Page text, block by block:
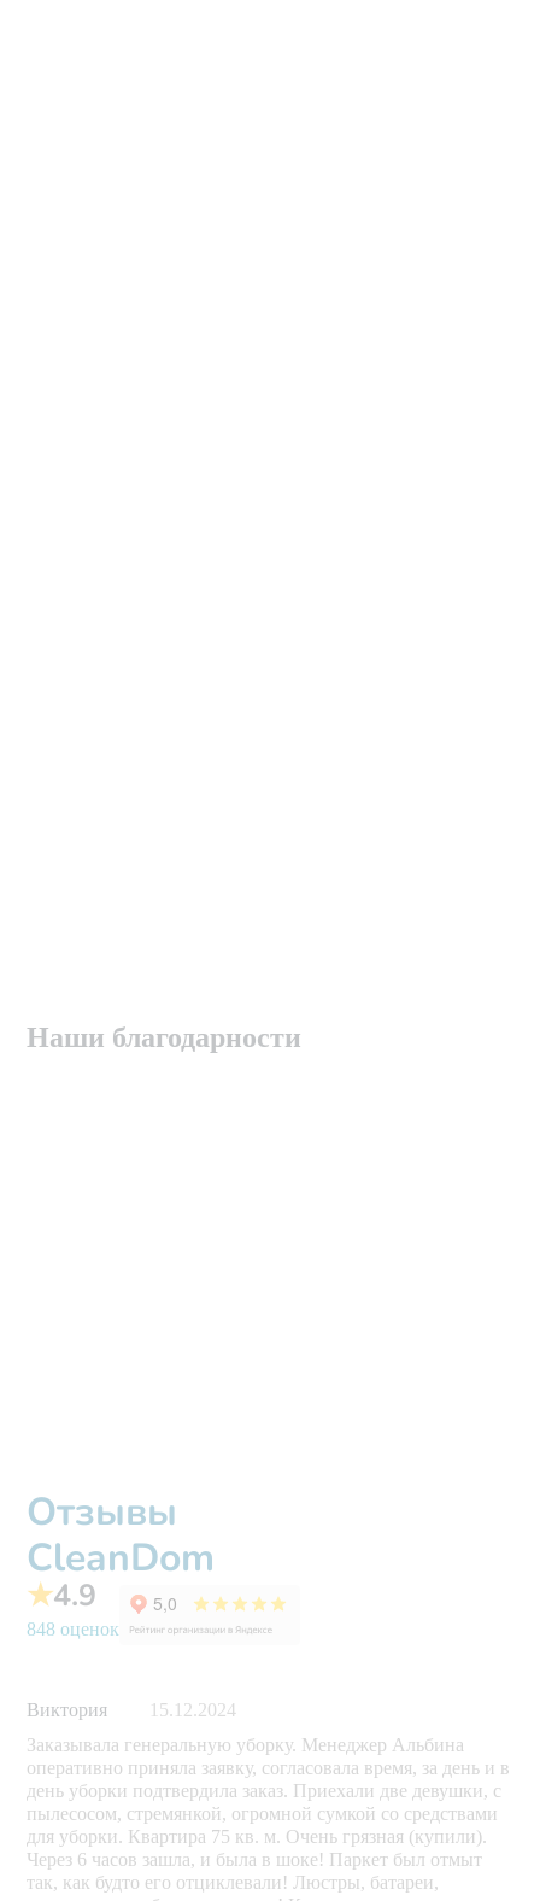
Наши благодарности
Отзывы
CleanDom
★4.9
848 оценок
Виктория
15.12.2024
Заказывала генеральную уборку. Менеджер Альбина
оперативно приняла заявку, согласовала время, за день и в
день уборки подтвердила заказ. Приехали две девушки, с
пылесосом, стремянкой, огромной сумкой со средствами
для уборки. Квартира 75 кв. м. Очень грязная (купили).
Через 6 часов зашла, и была в шоке! Паркет был отмыт
так, как будто его отциклевали! Люстры, батареи,